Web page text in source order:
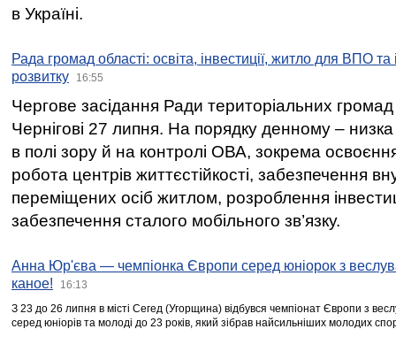
в Україні.
Рада громад області: освіта, інвестиції, житло для ВПО
розвитку
16:55
Чергове засідання Ради територіальних громад
Чернігові 27 липня. На порядку денному –
в полі зору й на контролі ОВА, зокрема освоєння
робота центрів життєстійкості, забезпечення
переміщених осіб житлом, розроблення
забезпечення сталого мобільного зв’язку.
Анна Юр'єва — чемпіонка Європи серед юніорок з
каное!
16:13
З 23 до 26 липня в місті Сегед (Угорщина) відбувся чемпіонат Європи з
серед юніорів та молоді до 23 років, який зібрав найсильніших молодих